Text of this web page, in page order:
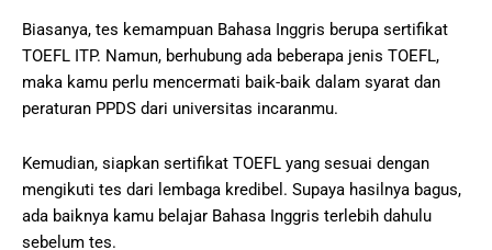
Biasanya, tes kemampuan Bahasa Inggris berupa sertifikat
TOEFL ITP. Namun, berhubung ada beberapa jenis TOEFL,
maka kamu perlu mencermati baik-baik dalam syarat dan
peraturan PPDS dari universitas incaranmu.
Kemudian, siapkan sertifikat TOEFL yang sesuai dengan
mengikuti tes dari lembaga kredibel. Supaya hasilnya bagus,
ada baiknya kamu belajar Bahasa Inggris terlebih dahulu
sebelum tes.